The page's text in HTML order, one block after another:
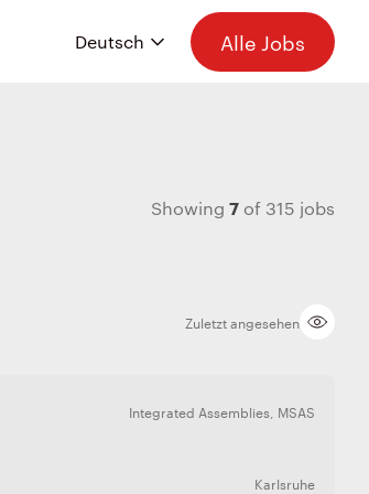
Alle Jobs
Showing 7of 315 jobs
Zuletzt angesehen
Integrated Assemblies MSAS
Karlsruhe